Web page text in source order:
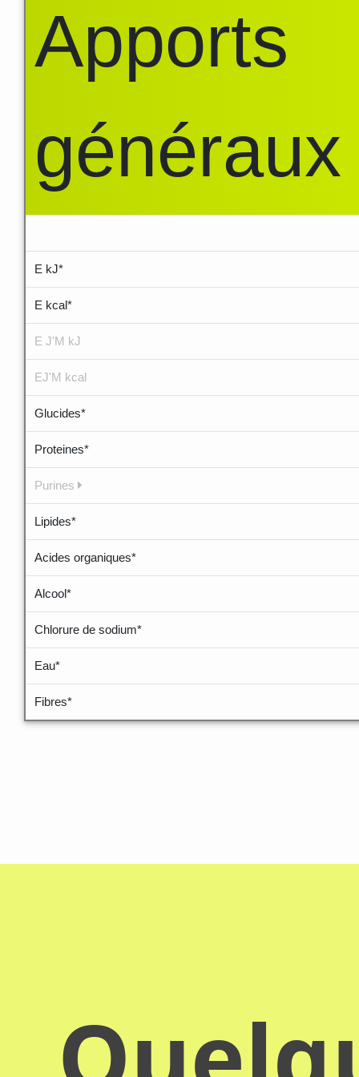
Apports
généraux
E kJ*
E kcal*
E J'M kJ
EJ'M kcal
Glucides*
Proteines*
Purines
Lipides*
Acides organiques*
Alcool*
Chlorure de sodium*
Eau*
Fibres*